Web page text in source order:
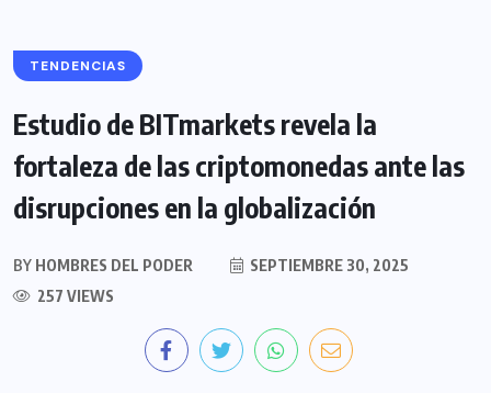
TENDENCIAS
Estudio de BITmarkets revela la
fortaleza de las criptomonedas ante las
disrupciones en la globalización
BY HOMBRES DEL PODER
SEPTIEMBRE 30, 2025
257 VIEWS